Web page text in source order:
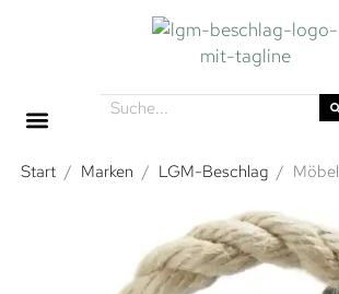
Start / Marken / LGM-Beschlag /